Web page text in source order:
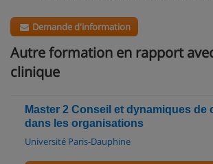
Demande d'information
Autre formation en rapport
clinique
Master 2 Conseil et dynamiques de
dans les organisations
Université Paris-Dauphine